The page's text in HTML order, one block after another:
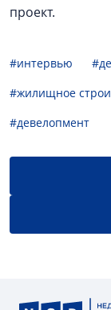
проект.
#интервью
#жилищное
#девелопмент